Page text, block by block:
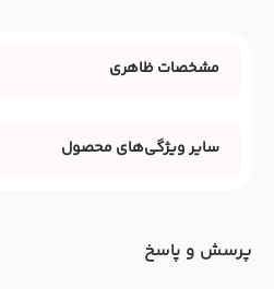
مشخصات ظاهری
سایر ویژگی‌های محصول
پرسش و پاسخ